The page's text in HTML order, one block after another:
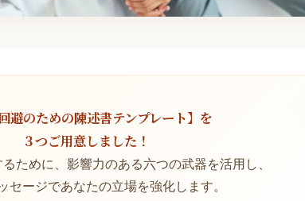
回避のための陳述書テンプレート】を
３つご用意しました！
ために、影響力のある六つの武器を活用し、
セージであなたの立場を強化します。